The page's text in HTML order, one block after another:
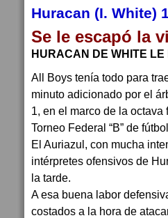
Huracan (I. White)
Se le escapó la
HURACAN DE WHITE
All Boys tenía todo para
minuto adicionado por el
1, en el marco de la octava
Torneo Federal “B” de
El Auriazul, con mucha
intérpretes ofensivos de
la tarde.
A esa buena labor
costados a la hora de